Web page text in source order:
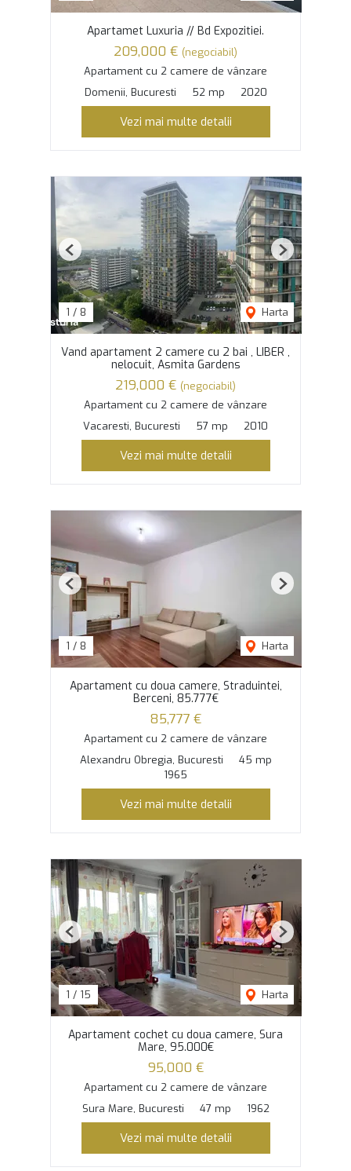
Apartamet Luxuria // Bd Expozitiei.
209,000 € (negociabil)
Apartament cu 2 camere de vânzare
Domenii, Bucuresti
52 mp 2020
Vezi mai multe detalii
1 / 8 Harta
Previous Next
Vand apartament 2 camere cu 2 bai , LIBER ,
nelocuit, Asmita Gardens
219,000 € (negociabil)
Apartament cu 2 camere de vânzare
Vacaresti, Bucuresti
57 mp 2010
Vezi mai multe detalii
1 / 8 Harta
Previous Next
Apartament cu doua camere, Straduintei,
Berceni, 85.777€
85,777 €
Apartament cu 2 camere de vânzare
Alexandru Obregia, Bucuresti
45 mp
1965
Vezi mai multe detalii
1 / 15 Harta
Previous Next
Apartament cochet cu doua camere, Sura
Mare, 95.000€
95,000 €
Apartament cu 2 camere de vânzare
Sura Mare, Bucuresti
47 mp 1962
Vezi mai multe detalii